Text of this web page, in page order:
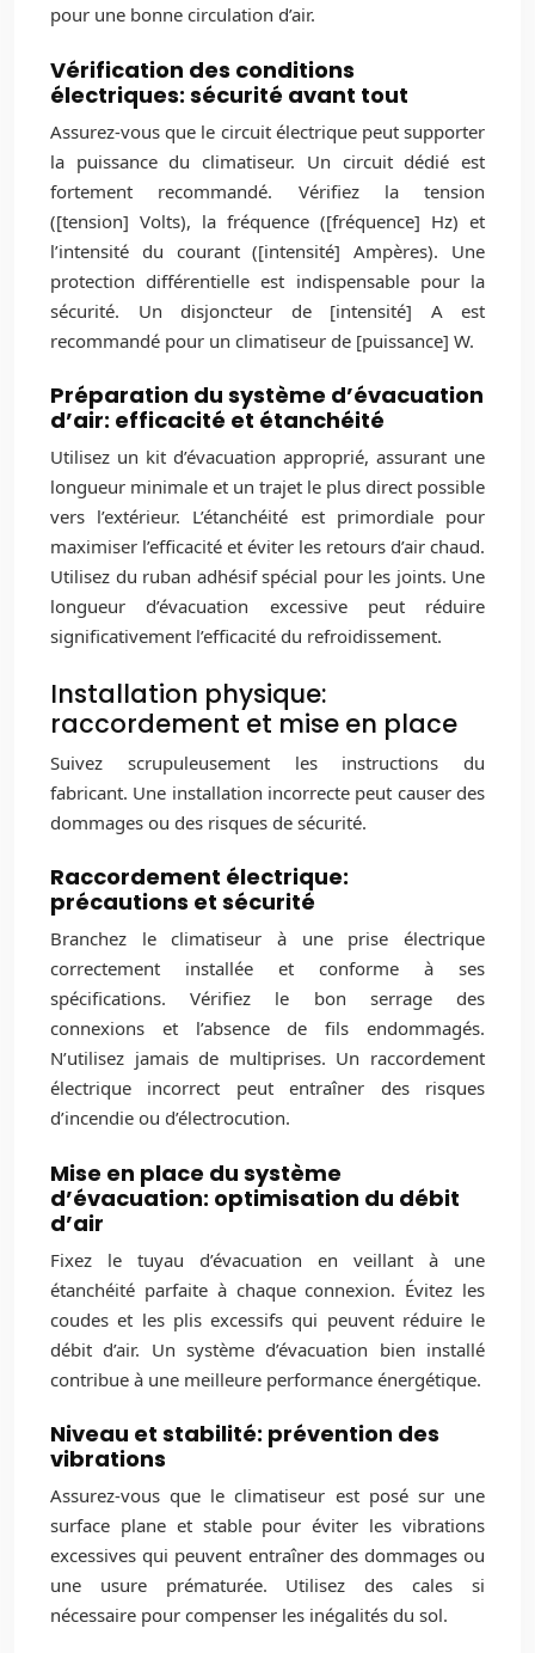
pour une bonne circulation d’air.
Vérification des conditions
électriques: sécurité avant tout
Assurez-vous que le circuit électrique peut supporter
la puissance du climatiseur. Un circuit dédié est
fortement recommandé. Vérifiez la tension
([tension] Volts), la fréquence ([fréquence] Hz) et
l’intensité du courant ([intensité] Ampères). Une
protection différentielle est indispensable pour la
sécurité. Un disjoncteur de [intensité] A est
recommandé pour un climatiseur de [puissance] W.
Préparation du système d’évacuation
d’air: efficacité et étanchéité
Utilisez un kit d’évacuation approprié, assurant une
longueur minimale et un trajet le plus direct possible
vers l’extérieur. L’étanchéité est primordiale pour
maximiser l’efficacité et éviter les retours d’air chaud.
Utilisez du ruban adhésif spécial pour les joints. Une
longueur d’évacuation excessive peut réduire
significativement l’efficacité du refroidissement.
Installation physique:
raccordement et mise en place
Suivez scrupuleusement les instructions du
fabricant. Une installation incorrecte peut causer des
dommages ou des risques de sécurité.
Raccordement électrique:
précautions et sécurité
Branchez le climatiseur à une prise électrique
correctement installée et conforme à ses
spécifications. Vérifiez le bon serrage des
connexions et l’absence de fils endommagés.
N’utilisez jamais de multiprises. Un raccordement
électrique incorrect peut entraîner des risques
d’incendie ou d’électrocution.
Mise en place du système
d’évacuation: optimisation du débit
d’air
Fixez le tuyau d’évacuation en veillant à une
étanchéité parfaite à chaque connexion. Évitez les
coudes et les plis excessifs qui peuvent réduire le
débit d’air. Un système d’évacuation bien installé
contribue à une meilleure performance énergétique.
Niveau et stabilité: prévention des
vibrations
Assurez-vous que le climatiseur est posé sur une
surface plane et stable pour éviter les vibrations
excessives qui peuvent entraîner des dommages ou
une usure prématurée. Utilisez des cales si
nécessaire pour compenser les inégalités du sol.